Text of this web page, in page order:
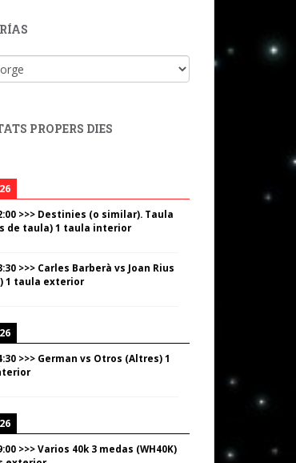
PROPERS DIES
>>> Destinies (o similar). Taula
de taula) 1 taula interior
>>> Carles Barberà vs Joan Rius
1 taula exterior
>>> German vs Otros (Altres) 1
>>>Varios 40k 3 medas (WH40K)